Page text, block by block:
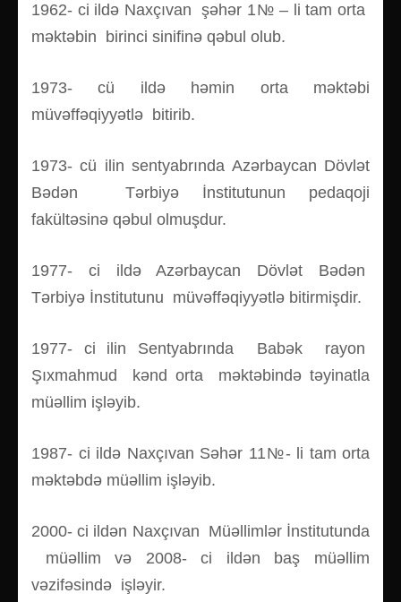
1962- ci ildə Naxçıvan şəhər 1№ – li tam orta
məktəbin birinci sinifinə qəbul olub.
1973- cü ildə həmin orta məktəbi
müvəffəqiyyətlə bitirib.
1973- cü ilin sentyabrında Azərbaycan Dövlət
Bədən Tərbiyə İnstitutunun pedaqoji
fakültəsinə qəbul olmuşdur.
1977- ci ildə Azərbaycan Dövlət Bədən
Tərbiyə İnstitutunu müvəffəqiyyətlə bitirmişdir.
1977- ci ilin Sentyabrında Babək rayon
Şıxmahmud kənd orta məktəbində təyinatla
müəllim işləyib.
1987- ci ildə Naxçıvan Səhər 11№- li tam orta
məktəbdə müəllim işləyib.
2000- ci ildən Naxçıvan Müəllimlər İnstitutunda
müəllim və 2008- ci ildən baş müəllim
vəzifəsində işləyir.